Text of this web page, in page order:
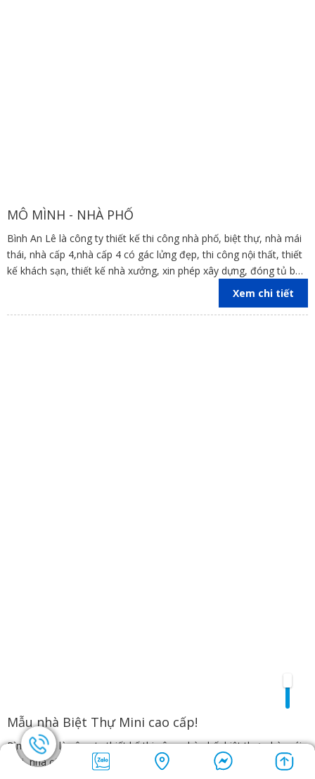
MÔ MÌNH - NHÀ PHỐ
Bình An Lê là công ty thiết kế thi công nhà phố, biệt thự, nhà mái
thái, nhà cấp 4,nhà cấp 4 có gác lửng đẹp, thi công nội thất, thiết
kế khách sạn, thiết kế nhà xưởng, xin phép xây dựng, đóng tủ bếp
trên địa bàn các tỉnh Đồng Nai, Bình Dương, TP Hồ Chí Minh,
Xem chi tiết
Mẫu nhà Biệt Thự Mini cao cấp!
Bình An Lê là công ty thiết kế thi công nhà phố, biệt thự, nhà mái
thái, nhà cấp 4,nhà cấp 4 có gác lửng đẹp, thi công nội thất, thiết